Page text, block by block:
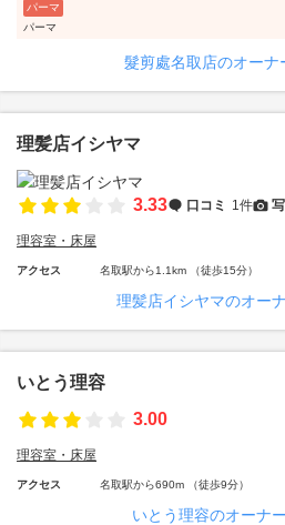
パーマ
パーマ
髮剪處名取店のオーナ
理髪店イシヤマ
3.33 口コミ 1件
理容室・床屋
アクセス 名取駅から1.1km （徒歩15分）
理髪店イシヤマのオー
いとう理容
3.00
理容室・床屋
アクセス 名取駅から690m （徒歩9分）
いとう理容のオーナ